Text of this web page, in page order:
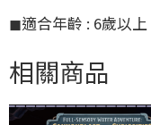
◼適合年齡 : 6歲以上
相關商品